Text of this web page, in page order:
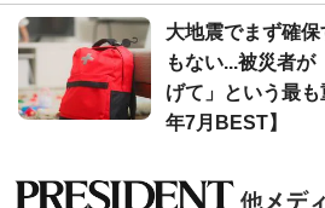
大地震でまず確
もない...被災者が
げて」という最
年7月BEST】